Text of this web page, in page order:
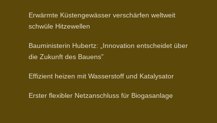
Erwärmte Küsten­ge­wässer verschärfen weltweit
schwüle Hitzewellen
Baumi­nis­terin Hubertz: „Inno­vation entscheidet über
die Zukunft des Bauens”
Effizient heizen mit Wasser­stoff und Katalysator
Erster flexibler Netz­an­schluss für Biogasanlage